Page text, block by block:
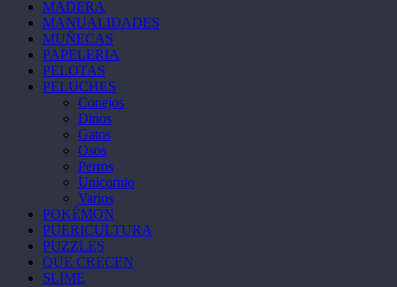
MADERA
MANUALIDADES
MUÑECAS
PAPELERIA
PELOTAS
PELUCHES
Conejos
Dinos
Gatos
Osos
Perros
Unicornio
Varios
POKÉMON
PUERICULTURA
PUZZLES
QUE CRECEN
SLIME